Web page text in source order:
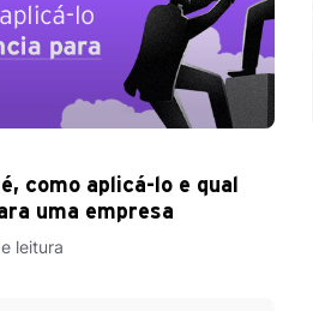
como aplicá-lo e qual
uma empresa
leitura